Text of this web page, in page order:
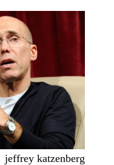
jeffrey katzenberg